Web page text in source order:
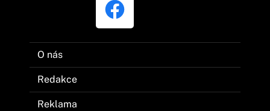
O nás
Redakce
Reklama